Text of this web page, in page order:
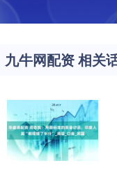
九牛网配资 相关